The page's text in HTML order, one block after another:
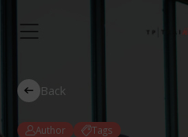
Back
Author Tags